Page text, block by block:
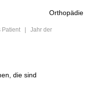
Orthopädie
Patient | Jahr der
die sind